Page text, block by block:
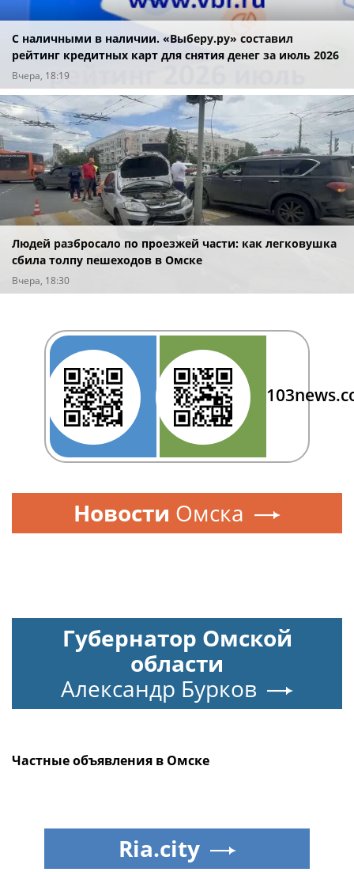
С наличными в наличии. «Выберу.ру» составил
рейтинг кредитных карт для снятия денег за июль 2026
года
Вчера, 18:19
Людей разбросало по проезжей части: как легковушка
сбила толпу пешеходов в Омске
Вчера, 18:30
Новости Омска
Губернатор Омской
области
Александр Бурков
Частные объявления в Омске
Ria.city